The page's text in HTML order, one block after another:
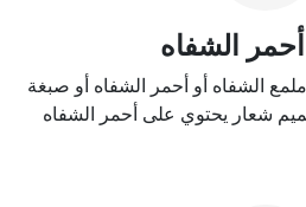
الشفاه
الشفاه أو أحمر الشفاه أو صبغة